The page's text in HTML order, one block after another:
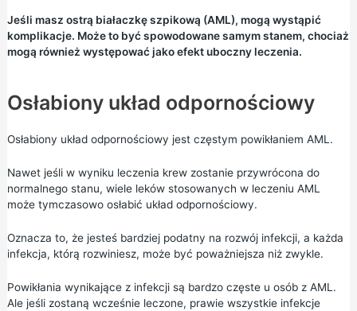
Jeśli masz ostrą białaczkę szpikową (AML), mogą wystąpić
komplikacje. Może to być spowodowane samym stanem, chociaż
mogą również występować jako efekt uboczny leczenia.
Osłabiony układ odpornościowy
Osłabiony układ odpornościowy jest częstym powikłaniem AML.
Nawet jeśli w wyniku leczenia krew zostanie przywrócona do
normalnego stanu, wiele leków stosowanych w leczeniu AML
może tymczasowo osłabić układ odpornościowy.
Oznacza to, że jesteś bardziej podatny na rozwój infekcji, a każda
infekcja, którą rozwiniesz, może być poważniejsza niż zwykle.
Powikłania wynikające z infekcji są bardzo częste u osób z AML.
Ale jeśli zostaną wcześnie leczone, prawie wszystkie infekcje